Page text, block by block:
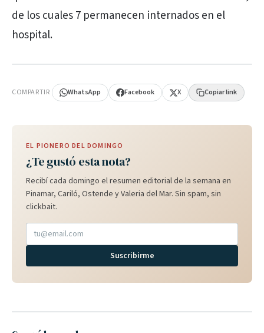
de los cuales 7 permanecen internados en el
hospital.
COMPARTIR WhatsApp Facebook X Copiar link
EL PIONERO DEL DOMINGO
¿Te gustó esta nota?
Recibí cada domingo el resumen editorial de la semana en
Pinamar, Cariló, Ostende y Valeria del Mar. Sin spam, sin
clickbait.
Suscribirme